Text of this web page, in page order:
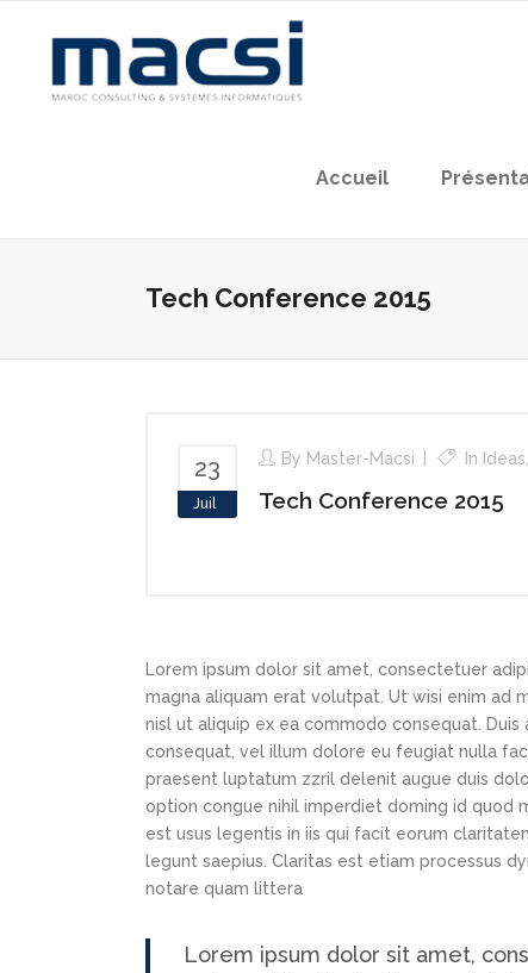
Accueil
Tech Conference 2015
23
Juil
By Master-Macsi In Ideas
Tech Conference 2015
Lorem ipsum dolor sit amet, consectetuer
magna aliquam erat volutpat. Ut wisi enim ad
nisl ut aliquip ex ea commodo consequat.
consequat, vel illum dolore eu feugiat nulla
praesent luptatum zzril delenit augue duis
option congue nihil imperdiet doming id quod
est usus legentis in iis qui facit eorum
legunt saepius. Claritas est etiam processus
notare quam littera
Lorem ipsum dolor sit amet,